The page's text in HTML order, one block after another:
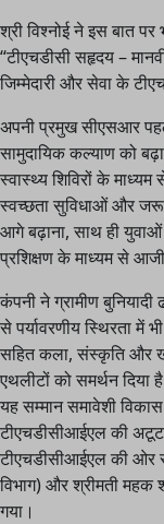
श्री विश्नोई ने इस बात
“टीएचडीसी सहृदय –
जिम्मेदारी और सेवा के
अपनी प्रमुख सीएसआर
सामुदायिक कल्याण को
स्वास्थ्य शिविरों के
स्वच्छता सुविधाओं और
आगे बढ़ाना, साथ ही
प्रशिक्षण के माध्यम से
कंपनी ने ग्रामीण
से पर्यावरणीय स्थिरता में
सहित कला, संस्कृति और
एथलीटों को समर्थन दिया
यह सम्मान समावेशी
टीएचडीसीआईएल की अटूट
टीएचडीसीआईएल की ओर
विभाग) और श्रीमती महक
गया।